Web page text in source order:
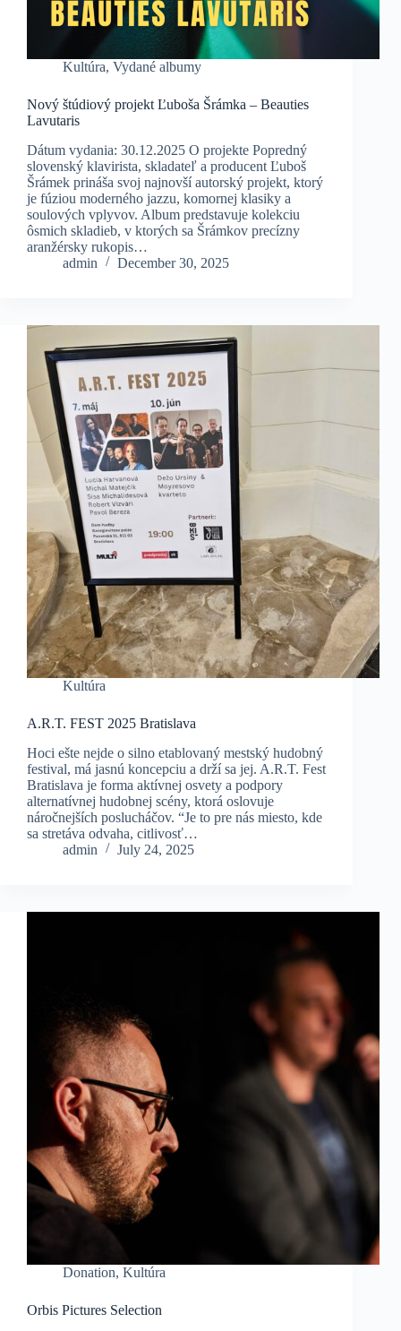
Kultúra, Vydané albumy
Nový štúdiový projekt Ľuboša Šrámka – Beauties
Lavutaris
Dátum vydania: 30.12.2025 O projekte Popredný
slovenský klavirista, skladateľ a producent Ľuboš
Šrámek prináša svoj najnovší autorský projekt, ktorý
je fúziou moderného jazzu, komornej klasiky a
soulových vplyvov. Album predstavuje kolekciu
ôsmich skladieb, v ktorých sa Šrámkov precízny
aranžérsky rukopis…
admin
December 30, 2025
Kultúra
A.R.T. FEST 2025 Bratislava
Hoci ešte nejde o silno etablovaný mestský hudobný
festival, má jasnú koncepciu a drží sa jej. A.R.T. Fest
Bratislava je forma aktívnej osvety a podpory
alternatívnej hudobnej scény, ktorá oslovuje
náročnejších poslucháčov. “Je to pre nás miesto, kde
sa stretáva odvaha, citlivosť…
admin
July 24, 2025
Donation, Kultúra
Orbis Pictures Selection